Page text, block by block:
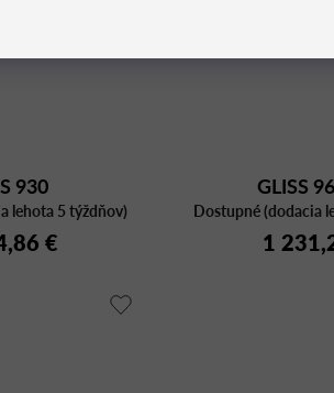
930
lehota 5 týždňov)
€
GLISS
Dostupné (dodacia
1